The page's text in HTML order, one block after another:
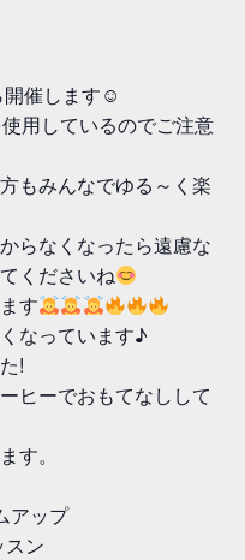
開催します☺
用しているのでご注意
もみんなでゆる～く楽
らなくなったら遠慮な
くださいね
す
なっています♪
!
ヒーでおもてなしして
す。
アップ
スン